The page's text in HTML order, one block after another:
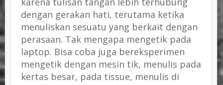
dengan gerakan hati, terutama ketika
menuliskan sesuatu yang berkait dengan
perasaan. Tak mengapa mengetik pada
laptop. Bisa coba juga bereksperimen
mengetik dengan mesin tik, menulis pada
kertas besar, pada tissue, menulis di